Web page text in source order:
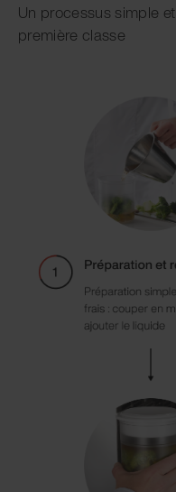
Un processus simple
première classe